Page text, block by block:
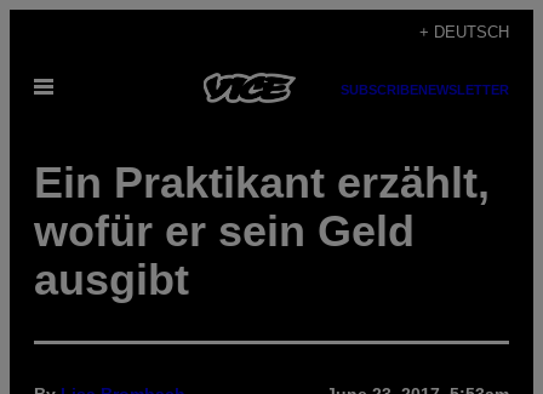
content
+ DEUTSCH
Open
SUBSCRIBENEWSLETTER
Ein Praktikant erzählt,
wofür er sein Geld
ausgibt